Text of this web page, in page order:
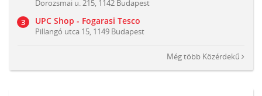
Dorozsmai u. 215, 1142 Budapest
UPC Shop - Fogarasi Tesco
Pillangó utca 15, 1149 Budapest
Még több Közérdekű